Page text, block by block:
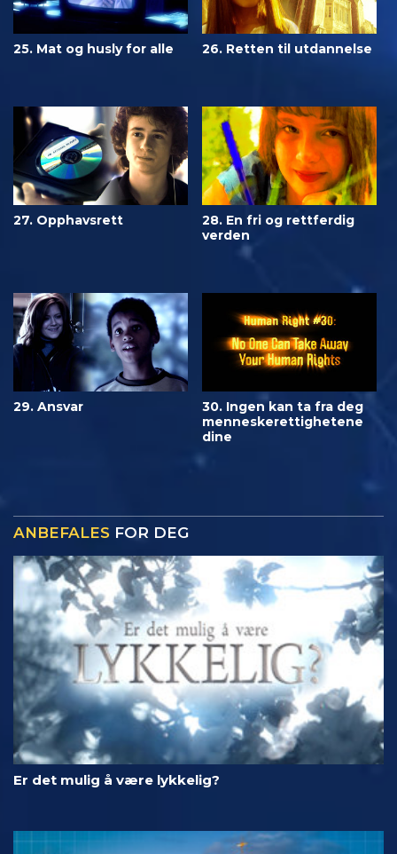
25. Mat og husly for alle 26. Retten til utdannelse
27. Opphavsrett
28. En fri og rettferdig
verden
29. Ansvar
30. Ingen kan ta fra deg
menneskerettighetene
dine
ANBEFALES FOR DEG
Er det mulig å være lykkelig?